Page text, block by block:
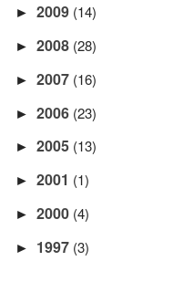
► 2009 (14)
► 2008 (28)
► 2007 (16)
► 2006 (23)
► 2005 (13)
► 2001 (1)
► 2000 (4)
► 1997 (3)